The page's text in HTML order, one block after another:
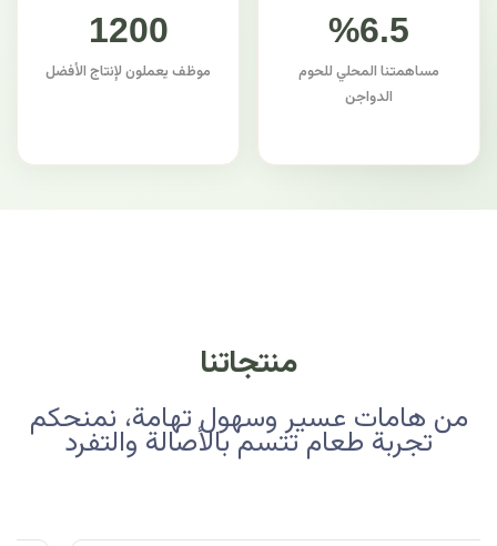
%6.5
مساهمتنا المحلي للحوم
الدواجن
1200
موظف يعملون لإنتاج الأفضل
منتجاتنا
من هامات عسير وسهول تهامة، نمنحكم
تجربة طعام تتسم بالأصالة والتفرد